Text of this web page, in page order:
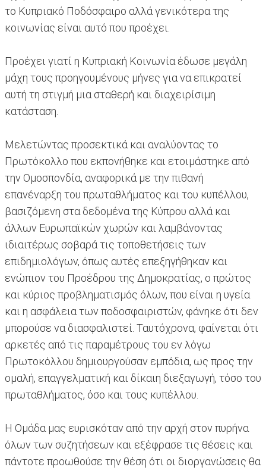
το Κυπριακό Ποδόσφαιρο αλλά γενικότερα της
κοινωνίας είναι αυτό που προέχει.
Προέχει γιατί η Κυπριακή Κοινωνία έδωσε μεγάλη
μάχη τους προηγουμένους μήνες για να επικρατεί
αυτή τη στιγμή μια σταθερή και διαχειρίσιμη
κατάσταση.
Μελετώντας προσεκτικά και αναλύοντας το
Πρωτόκολλο που εκπονήθηκε και ετοιμάστηκε από
την Ομοσπονδία, αναφορικά με την πιθανή
επανέναρξη του πρωταθλήματος και του κυπέλλου,
βασιζόμενη στα δεδομένα της Κύπρου αλλά και
άλλων Ευρωπαϊκών χωρών και λαμβάνοντας
ιδιαιτέρως σοβαρά τις τοποθετήσεις των
επιδημιολόγων, όπως αυτές επεξηγήθηκαν και
ενώπιον του Προέδρου της Δημοκρατίας, ο πρώτος
και κύριος προβληματισμός όλων, που είναι η υγεία
και η ασφάλεια των ποδοσφαιριστών, φάνηκε ότι δεν
μπορούσε να διασφαλιστεί. Ταυτόχρονα, φαίνεται ότι
αρκετές από τις παραμέτρους του εν λόγω
Πρωτοκόλλου δημιουργούσαν εμπόδια, ως προς την
ομαλή, επαγγελματική και δίκαιη διεξαγωγή, τόσο του
πρωταθλήματος, όσο και τους κυπέλλου.
Η Ομάδα μας ευρισκόταν από την αρχή στον πυρήνα
όλων των συζητήσεων και εξέφρασε τις θέσεις και
πάντοτε προωθούσε την θέση ότι οι διοργανώσεις θα